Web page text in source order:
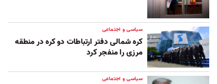
سیاسی و اجتماعی
کره شمالی دفتر ارتباطات دو کره در منطقه
مرزی را منفجر کرد
سیاسی و اجتماعی